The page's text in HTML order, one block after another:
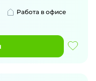
Работа в офисе